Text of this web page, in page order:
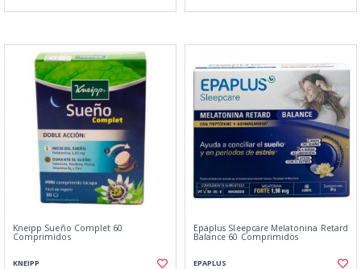
Kneipp Sueño Complet 60
Comprimidos
KNEIPP
Epaplus Sleepcare Melatonina Retard
Balance 60 Comprimidos
EPAPLUS